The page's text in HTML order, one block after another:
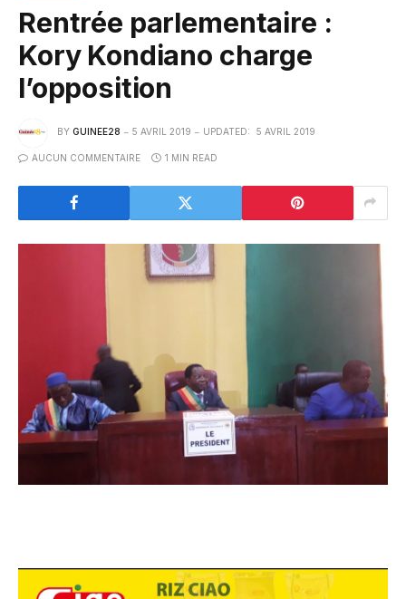
Rentrée parlementaire :
Kory Kondiano charge
l’opposition
BY GUINEE28 5 AVRIL 2019 UPDATED: 5 AVRIL 2019
AUCUN COMMENTAIRE 1 MIN READ